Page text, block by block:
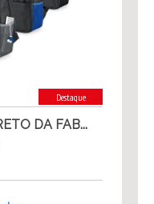
Destaque
DA FAB...